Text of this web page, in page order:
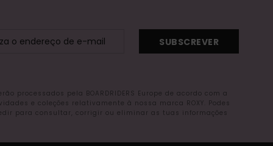
SUBSCREVER
pela BOARDRIDERS Europe de acordo com a
e coleções relativamente à nossa marca ROXY. Podes
para consultar, corrigir ou eliminar as tuas informações